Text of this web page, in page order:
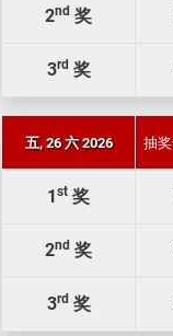
2nd 奖
3rd 奖
五, 26 六 2026 抽
1 st 奖
2nd 奖
3rd 奖